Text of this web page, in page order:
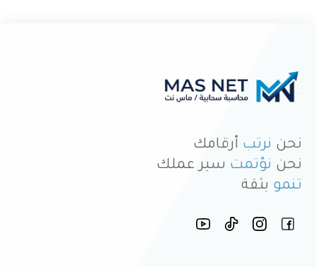
نحن نرتب أرقامك
نحن نؤتمت سير عملك
تنمو بثقة